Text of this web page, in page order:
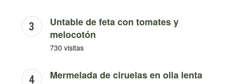
Untable de feta con tomates y
melocotón
730 visitas
Mermelada de ciruelas en olla lenta